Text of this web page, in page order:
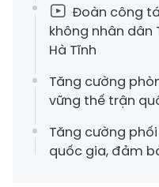
Đoàn công
không nhân dân
Hà Tĩnh
Tăng cường
vững thế trận
Tăng cường
quốc gia, đảm